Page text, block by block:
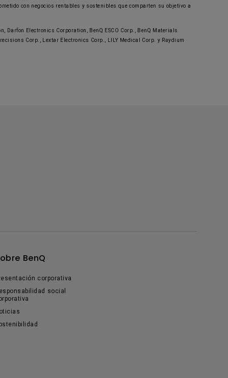
con negocios rentables y sostenibles que comparten su objetivo a
Darfon Electronics Corporation, BenQ ESCO Corp., BenQ Materials
Corp., Lextar Electronics Corp., LILY Medical Corp. y Raydium
BenQ
corporativa
social